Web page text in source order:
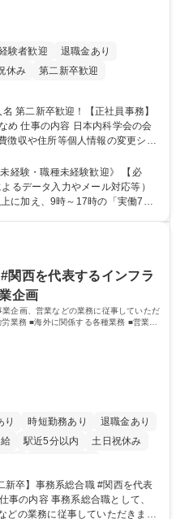
験者歓迎
退職金あり
休み 第二新卒歓迎
会の会
徴収や住所等個人情報の変更シス
。将来的には、各種委員会の運
【会員管理・データ
個人情報のシステム登録・更新
認 【問い合わせ対応】 ・会員
め
経験・職種未経験歓迎》 【必
るデータ入力やメール対応等）
関西を代表するインフラ
企画
企画、営業などの業務に従事していただ
業務 ■海外に関係する各種業務 ■営業部
り 時短勤務あり
退職金あり
駅近5分以内
土日祝休み
どの業務に従事していただきま